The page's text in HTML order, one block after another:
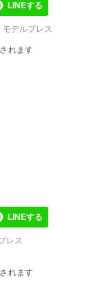
LINEする
デルプレス
れます
LINEする
レス
れます